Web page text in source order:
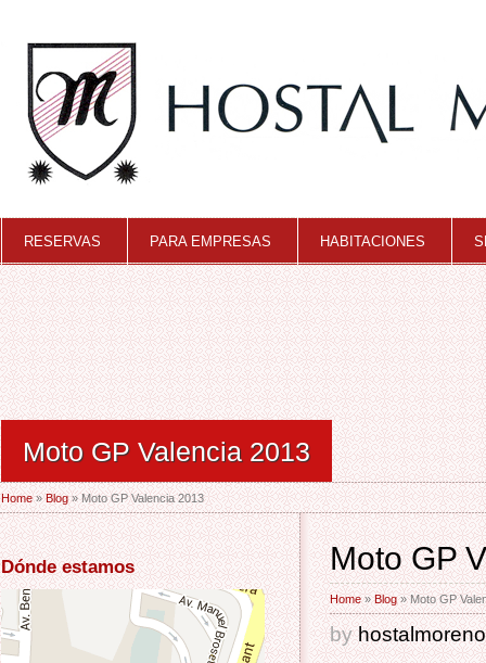
RESERVAS PARA EMPRESAS HABITACIONES
Moto GP Valencia 2013
Home»Blog» Moto GP Valencia 2013
Moto GP
Home»Blog» Moto GP
by
Dónde estamos